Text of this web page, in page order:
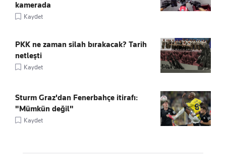
kamerada
Kaydet
PKK ne zaman silah bırakacak? Tarih
netleşti
Kaydet
Sturm Graz'dan Fenerbahçe itirafı:
"Mümkün değil"
Kaydet